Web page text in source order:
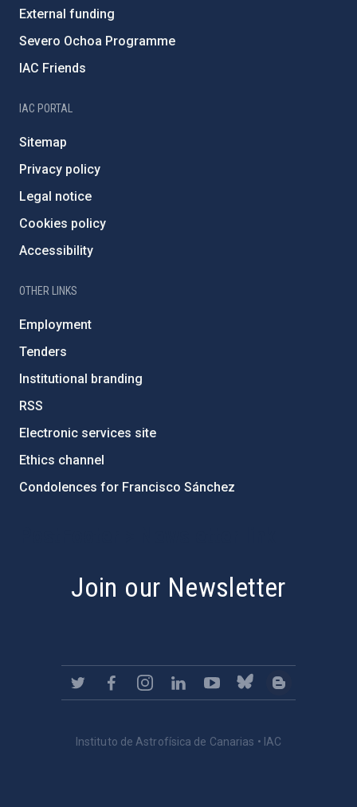
External funding
Severo Ochoa Programme
IAC Friends
IAC PORTAL
Sitemap
Privacy policy
Legal notice
Cookies policy
Accessibility
OTHER LINKS
Employment
Tenders
Institutional branding
RSS
Electronic services site
Ethics channel
Condolences for Francisco Sánchez
Join our Newsletter
Instituto de Astrofísica de Canarias • IAC